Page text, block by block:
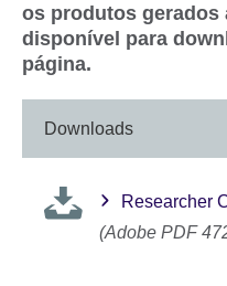
os produtos gerados
disponível para
página.
Downloads
Researcher
(Adobe PDF